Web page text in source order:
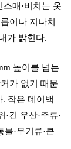
매·비치는 옷
이나 지나치
가 밝힌다.
높이를 넘는
가 없기 때문
작은 데이백
긴 우산·주류·
물·무기류·큰